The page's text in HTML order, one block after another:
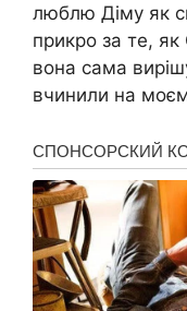
люблю Діму як
прикро за те,
вона сама
вчинили на